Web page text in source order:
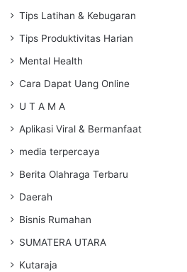
Tips Latihan & Kebugaran
Tips Produktivitas Harian
Mental Health
Cara Dapat Uang Online
U T A M A
Aplikasi Viral & Bermanfaat
media terpercaya
Berita Olahraga Terbaru
Daerah
Bisnis Rumahan
SUMATERA UTARA
Kutaraja